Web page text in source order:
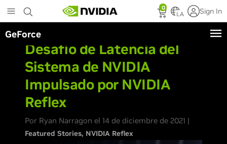
to
main
content
0
LA Sign In
GeForce
Desafío de Latencia del
Sistema de NVIDIA
Impulsado por NVIDIA
Reflex
Por Ryan Narragon el 14 de diciembre de 2021 |
Featured Stories NVIDIA Reflex